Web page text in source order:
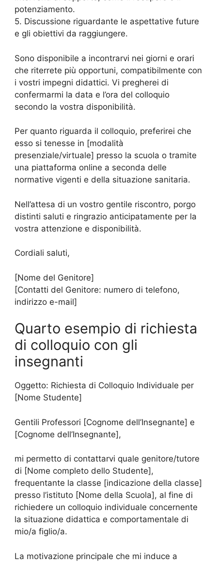
potenziamento.
5. Discussione riguardante le aspettative future
e gli obiettivi da raggiungere.
Sono disponibile a incontrarvi nei giorni e orari
che riterrete più opportuni, compatibilmente con
i vostri impegni didattici. Vi pregherei di
confermarmi la data e l’ora del colloquio
secondo la vostra disponibilità.
Per quanto riguarda il colloquio, preferirei che
esso si tenesse in [modalità
presenziale/virtuale] presso la scuola o tramite
una piattaforma online a seconda delle
normative vigenti e della situazione sanitaria.
Nell’attesa di un vostro gentile riscontro, porgo
distinti saluti e ringrazio anticipatamente per la
vostra attenzione e disponibilità.
Cordiali saluti,
[Nome del Genitore]
[Contatti del Genitore: numero di telefono,
indirizzo e-mail]
Quarto esempio di richiesta
di colloquio con gli
insegnanti
Oggetto: Richiesta di Colloquio Individuale per
[Nome Studente]
Gentili Professori [Cognome dell’Insegnante] e
[Cognome dell’Insegnante],
mi permetto di contattarvi quale genitore/tutore
di [Nome completo dello Studente],
frequentante la classe [indicazione della classe]
presso l’istituto [Nome della Scuola], al fine di
richiedere un colloquio individuale concernente
la situazione didattica e comportamentale di
mio/a figlio/a.
La motivazione principale che mi induce a